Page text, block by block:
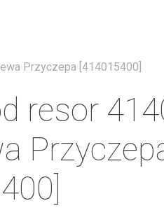
Przyczepa [414015400]
resor